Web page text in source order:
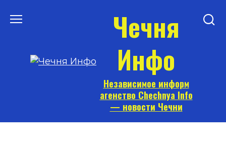
Чечня
Инфо
Независимое информ
агенство Chechnya Info
— новости Чечни